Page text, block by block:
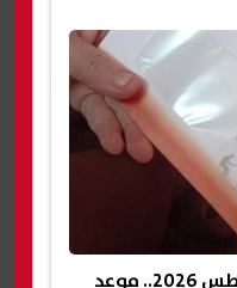
معاشات تكافل وكرامة أغسطس 2026.. موعد